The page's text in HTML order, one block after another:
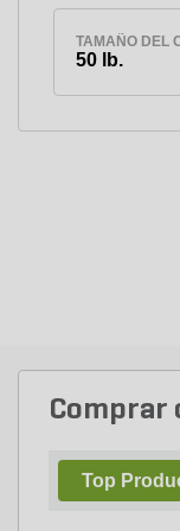
TAMAÑO DEL
50 lb.
Comprar
Top